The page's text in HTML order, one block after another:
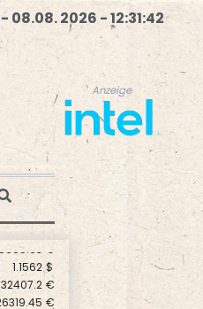
08.08. 2026 - 12:31:43
Anzeige
Anzeige
1.1562
32407.2 €
26319.45 €
6523.86 €